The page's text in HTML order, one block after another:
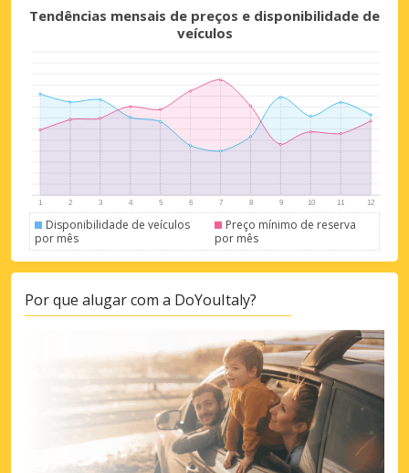
Descontos especiais
Aceda a ofertas exclusivas dos nossos
Iniciar sessão com eLink
Tendências mensais de preços e disponibilidade de
veículos
Disponibilidade de veículos
por mês
Preço mínimo de reserva
por mês
Por que alugar com a DoYouItaly?